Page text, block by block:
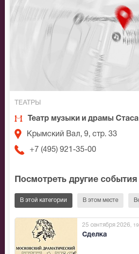
ТЕАТРЫ
Театр музыки и драмы
Крымский Вал, 9, стр. 33
+7 (495) 921-35-00
Посмотреть другие события
В этой категории В этом месте
Сделка
25 сентября 2026 ,